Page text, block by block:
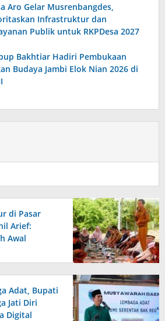
Aro Gelar Musrenbangdes,
Infrastruktur dan
Publik untuk RKPDesa 2027
Bakhtiar Hadiri Pembukaan
Budaya Jambi Elok Nian 2026 di
di Pasar
Arief:
Awal
Adat, Bupati
Jati Diri
Digital